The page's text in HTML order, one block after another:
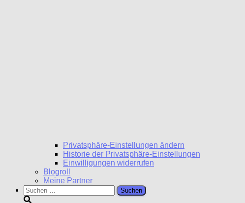
Privatsphäre-Einstellungen ändern
Historie der Privatsphäre-Einstellungen
Einwilligungen widerrufen
Blogroll
Meine Partner
Suchen
nach: